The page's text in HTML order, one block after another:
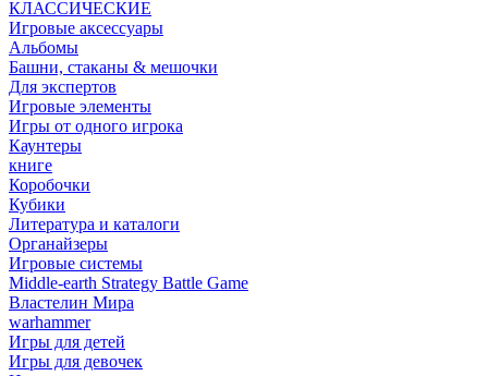
КЛАССИЧЕСКИЕ
Игровые аксессуары
Альбомы
Башни, стаканы & мешочки
Для экспертов
Игровые элементы
Игры от одного игрока
Каунтеры
книге
Коробочки
Кубики
Литература и каталоги
Органайзеры
Игровые системы
Middle-earth Strategy Battle Game
Властелин Мира
warhammer
Игры для детей
Игры для девочек